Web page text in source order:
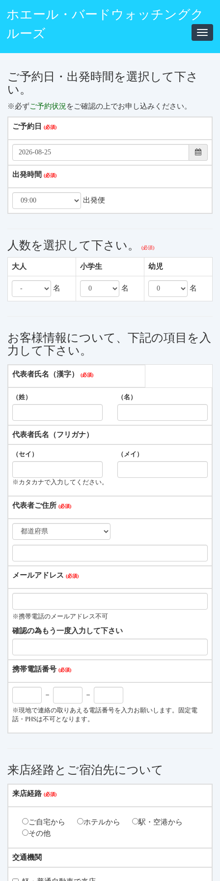
ホエール・バードウォッチングク
ルーズ
ご予約日・出発時間を選択して下さ
い。
※必ずご予約状況 をご確認の上でお申し込みください。
ご予約日
出発時間
出発便
人数を選択して下さい。
大人 小学生 幼児
名 名 名
お客様情報について、下記の項目を入
力して下さい。
代表者氏名（漢字）
（姓） （名）
代表者氏名（フリガナ）
（セイ） （メイ）
※カタカナで入力してください。
代表者ご住所
メールアドレス
※携帯電話のメールアドレス不可
確認の為もう一度入力して下さい
携帯電話番号
－ －
※現地で連絡の取りあえる電話番号を入力お願いします。固定電
話・PHSは不可となります。
来店経路とご宿泊先について
来店経路
ご自宅から ホテルから
駅・空港から
その他
交通機関